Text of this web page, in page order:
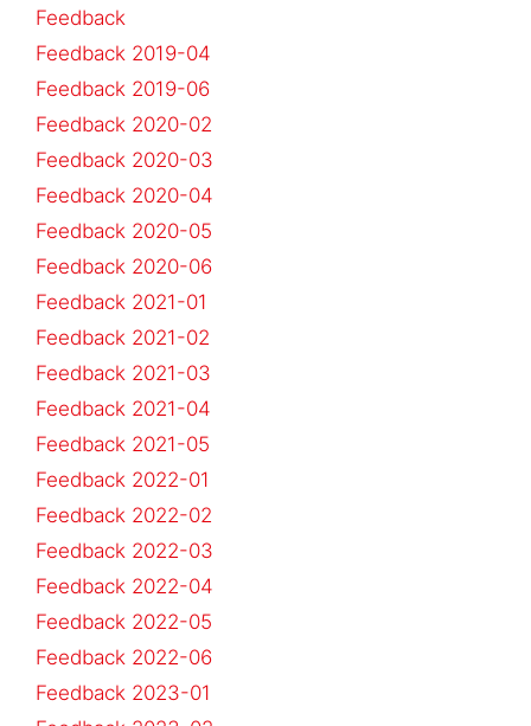
Feedback
Feedback 2019-04
Feedback 2019-06
Feedback 2020-02
Feedback 2020-03
Feedback 2020-04
Feedback 2020-05
Feedback 2020-06
Feedback 2021-01
Feedback 2021-02
Feedback 2021-03
Feedback 2021-04
Feedback 2021-05
Feedback 2022-01
Feedback 2022-02
Feedback 2022-03
Feedback 2022-04
Feedback 2022-05
Feedback 2022-06
Feedback 2023-01